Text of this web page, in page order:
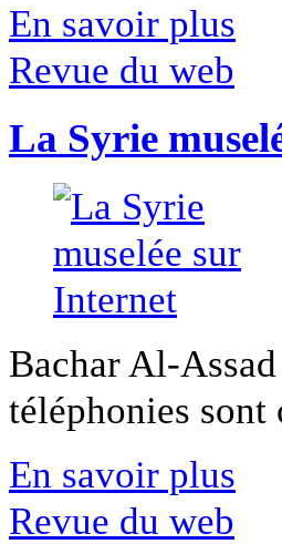
En savoir plus
Revue du web
La Syrie
Bachar Al-
téléphonies sont
En savoir plus
Revue du web